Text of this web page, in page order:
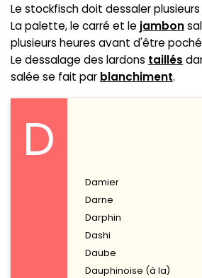
Le stockfisch doit dessaler plusieurs
La palette, le carré et le jambon
plusieurs heures avant d'être
Le dessalage des lardons taillés
salée se fait par blanchiment.
D
Damier
Darne
Darphin
Dashi
Daube
Dauphinoise (à la)